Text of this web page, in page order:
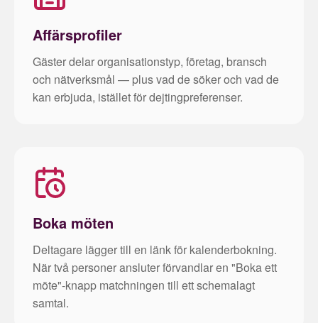
Affärsprofiler
Gäster delar organisationstyp, företag, bransch
och nätverksmål — plus vad de söker och vad de
kan erbjuda, istället för dejtingpreferenser.
Boka möten
Deltagare lägger till en länk för kalenderbokning.
När två personer ansluter förvandlar en "Boka ett
möte"-knapp matchningen till ett schemalagt
samtal.